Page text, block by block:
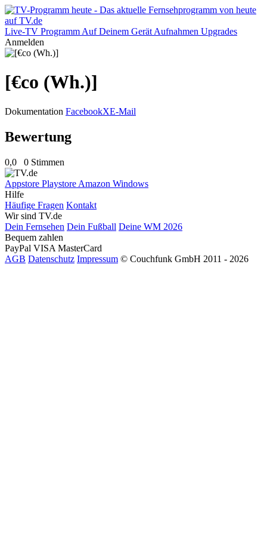
Live-TV Programm Auf Deinem Gerät Aufnahmen Upgrades
Anmelden
[€co (Wh.)]
Dokumentation FacebookXE-Mail
Bewertung
0,0 0 Stimmen
Appstore Playstore Amazon Windows
Hilfe
Häufige Fragen Kontakt
Wir sind TV.de
Dein Fernsehen Dein Fußball Deine WM 2026
Bequem zahlen
PayPal VISA MasterCard
AGB Datenschutz Impressum © Couchfunk GmbH 2011 - 2026